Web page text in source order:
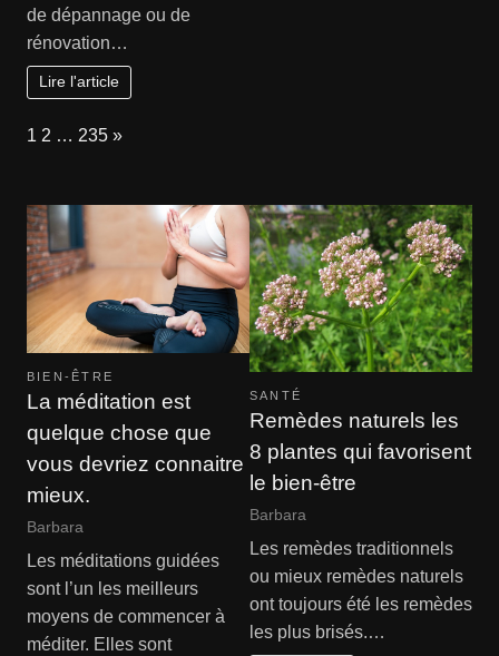
de dépannage ou de
rénovation…
Lire l'article
Page:
1 2 … 235 Next
»
BIEN-ÊTRE
La méditation est
quelque chose que
vous devriez connaitre
mieux.
Barbara
Les méditations guidées
sont l’un les meilleurs
moyens de commencer à
méditer. Elles sont
SANTÉ
Remèdes naturels les
8 plantes qui favorisent
le bien-être
Barbara
Les remèdes traditionnels
ou mieux remèdes naturels
ont toujours été les remèdes
les plus brisés.…